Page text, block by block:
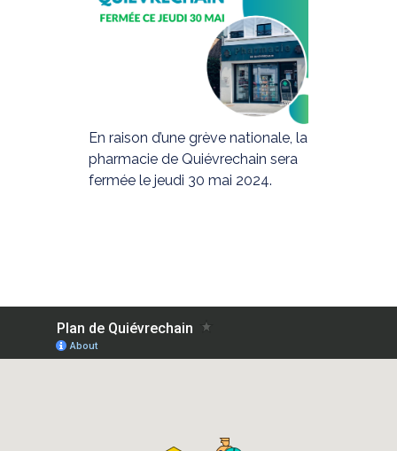
En raison d’une grève nationale, la
pharmacie de Quiévrechain sera
fermée le jeudi 30 mai 2024.